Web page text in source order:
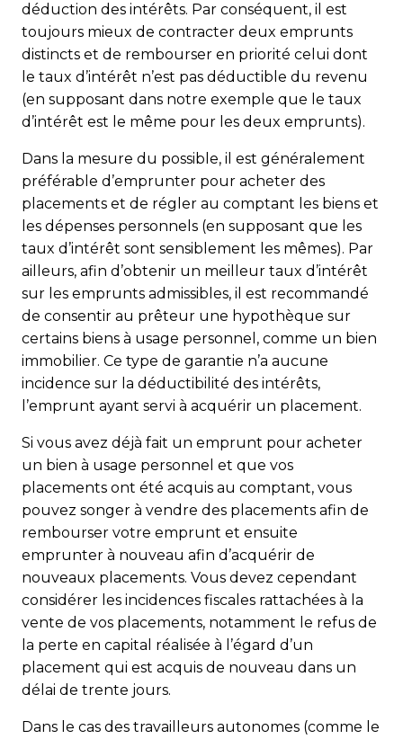
déduction des intérêts. Par conséquent, il est
toujours mieux de contracter deux emprunts
distincts et de rembourser en priorité celui dont
le taux d’intérêt n’est pas déductible du revenu
(en supposant dans notre exemple que le taux
d’intérêt est le même pour les deux emprunts).
Dans la mesure du possible, il est généralement
préférable d’emprunter pour acheter des
placements et de régler au comptant les biens et
les dépenses personnels (en supposant que les
taux d’intérêt sont sensiblement les mêmes). Par
ailleurs, afin d’obtenir un meilleur taux d’intérêt
sur les emprunts admissibles, il est recommandé
de consentir au prêteur une hypothèque sur
certains biens à usage personnel, comme un bien
immobilier. Ce type de garantie n’a aucune
incidence sur la déductibilité des intérêts,
l’emprunt ayant servi à acquérir un placement.
Si vous avez déjà fait un emprunt pour acheter
un bien à usage personnel et que vos
placements ont été acquis au comptant, vous
pouvez songer à vendre des placements afin de
rembourser votre emprunt et ensuite
emprunter à nouveau afin d’acquérir de
nouveaux placements. Vous devez cependant
considérer les incidences fiscales rattachées à la
vente de vos placements, notamment le refus de
la perte en capital réalisée à l’égard d’un
placement qui est acquis de nouveau dans un
délai de trente jours.
Dans le cas des travailleurs autonomes (comme le